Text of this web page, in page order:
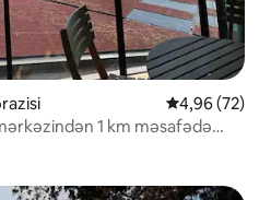
Ortalama
4,96 (72)
1 km məsafədə